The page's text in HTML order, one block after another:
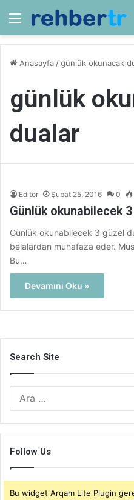
Menü
Anasayfa /günlük okunacak
günlük
dualar
Editor Şubat 25, 2016 0
Günlük okunabilecek
Günlük okunabilecek 3 güzel
belalardan muhafaza eder.
Bu…
Devamını Oku »
Search Site
Follow Us
Bu widget Arqam Lite Plugin